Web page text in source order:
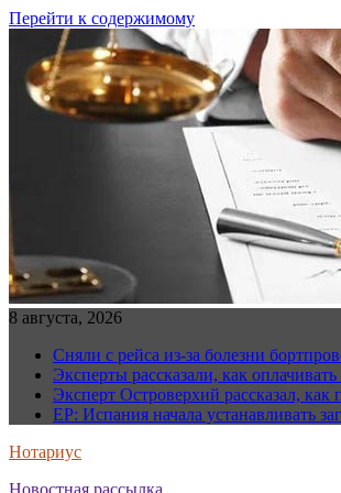
Перейти к содержимому
8 августа, 2026
Сняли с рейса из-за болезни
Эксперты рассказали, как
Эксперт Островерхий рассказал,
EP: Испания начала устанавливать
Нотариус
Новостная рассылка